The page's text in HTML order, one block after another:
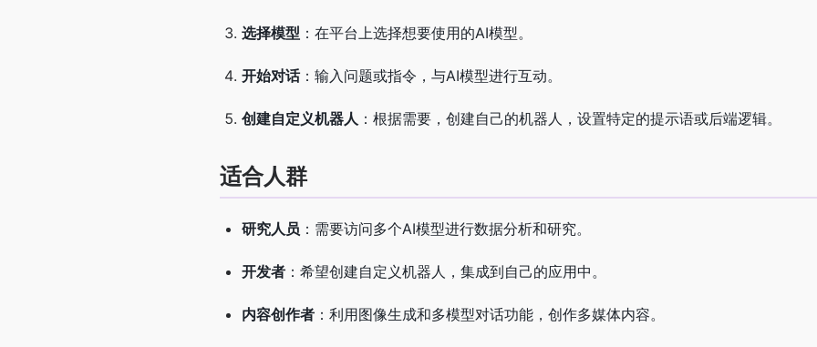
选择模型 ：在平台上选择想要使用的AI模型。
开始对话：输入问题或指令，与AI模型进行互动。
创建自定义机器人 ：根据需要，创建自己的机器人，设置特定的提示语或后端逻辑。
适合人群
研究人员 ：需要访问多个AI模型进行数据分析和研究。
开发者 ：希望创建自定义机器人，集成到自己的应用中。
内容创作者 ：利用图像生成和多模型对话功能，创作多媒体内容。